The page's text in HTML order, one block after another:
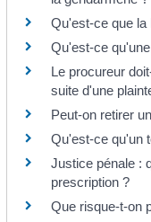
Qu'est-ce que la
Qu'est-ce
Le procureur
suite d'une
Peut-on retirer
Qu'est-ce qu'un
Justice pénale :
prescription ?
Que risque-t-on